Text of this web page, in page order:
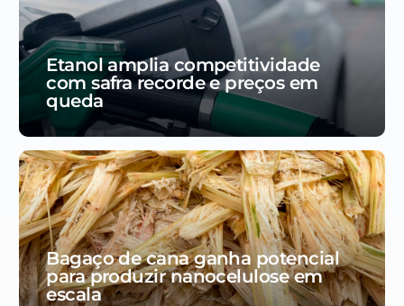
Etanol amplia competitividade
com safra recorde e preços em
queda
Bagaço de cana ganha potencial
para produzir nanocelulose em
escala